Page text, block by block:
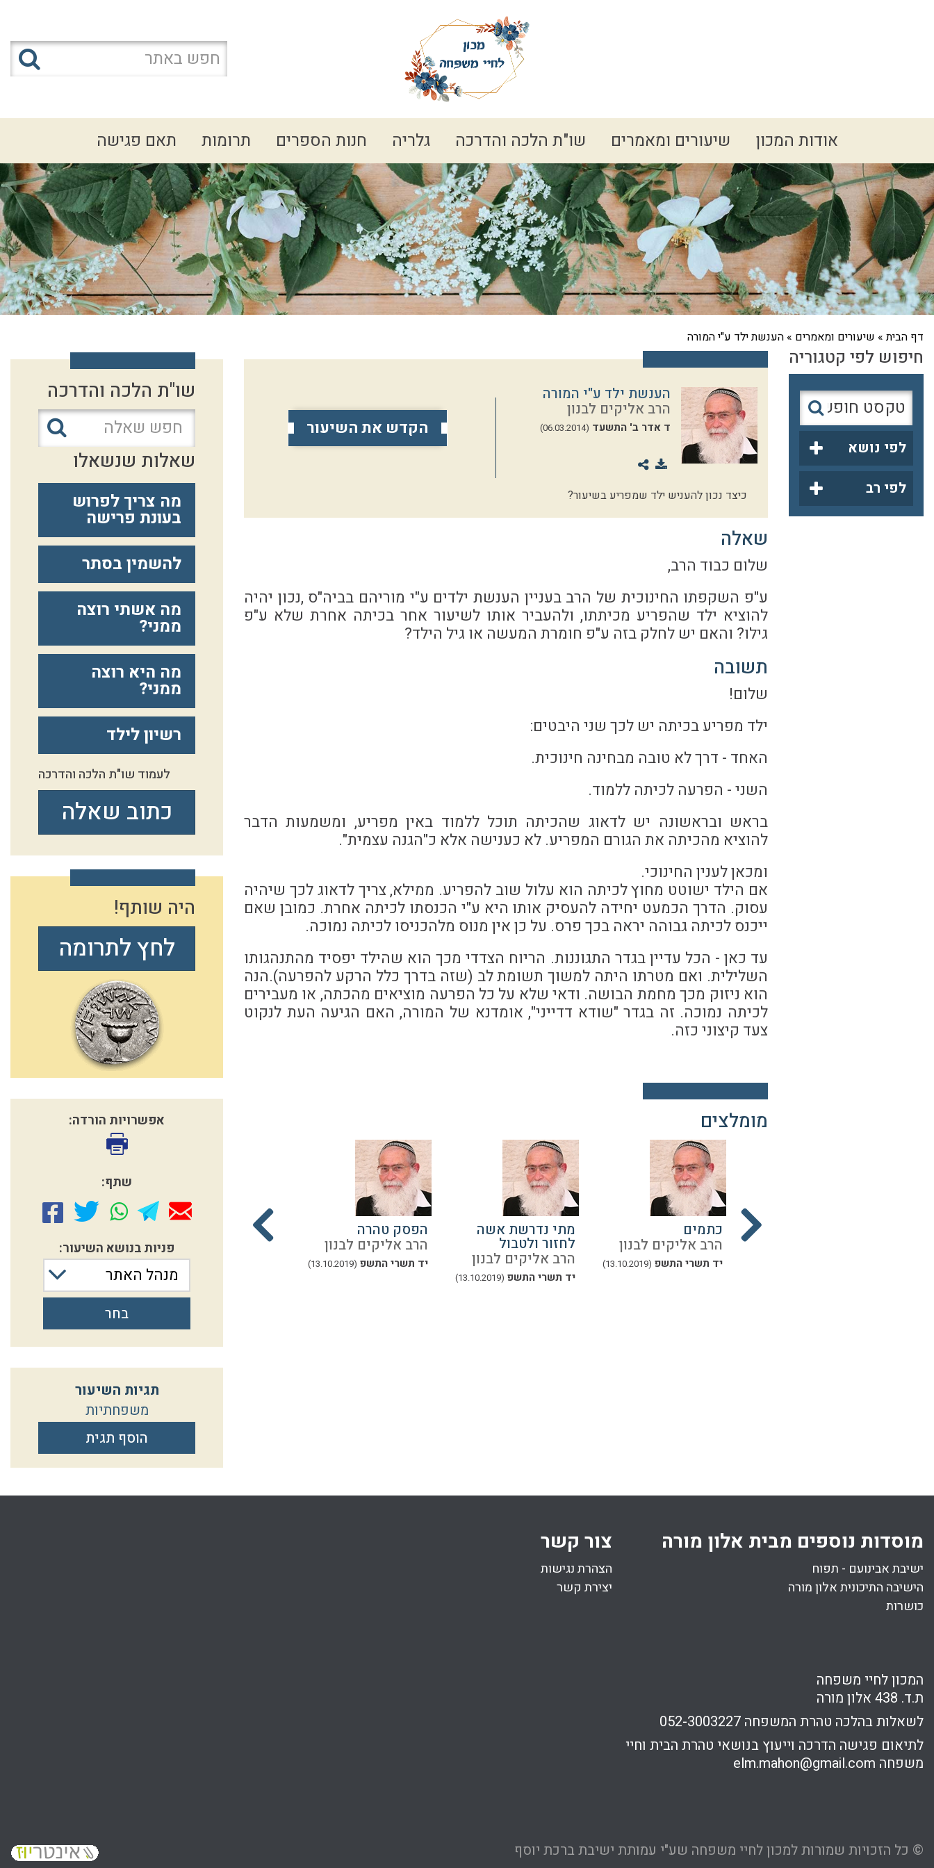
אודות המכון שיעורים ומאמרים שו"ת הלכה והדרכה גלריה חנות הספרים תרומות תאם פגישה
דף הבית» שיעורים ומאמרים » הענשת ילד ע"י המורה
חיפוש לפי קטגוריה
לפי נושא
לפי רב
הענשת ילד ע"י המורה
הרב אליקים לבנון
ד אדר ב' התשעד (06.03.2014) הקדש את השיעור
כיצד נכון להעניש ילד שמפריע בשיעור?
שאלה
שלום כבוד הרב,
ע"פ השקפתו החינוכית של הרב בעניין הענשת ילדים ע"י מוריהם בביה"ס ,נכון יהיה
להוציא ילד שהפריע מכיתתו, ולהעביר אותו לשיעור אחר בכיתה אחרת שלא ע"פ
גילו? והאם יש לחלק בזה ע"פ חומרת המעשה או גיל הילד?
תשובה
שלום!
ילד מפריע בכיתה יש לכך שני היבטים:
האחד - דרך לא טובה מבחינה חינוכית.
השני - הפרעה לכיתה ללמוד.
בראש ובראשונה יש לדאוג שהכיתה תוכל ללמוד באין מפריע, ומשמעות הדבר
להוציא מהכיתה את הגורם המפריע. לא כענישה אלא כ"הגנה עצמית".
ומכאן לענין החינוכי.
אם הילד ישוטט מחוץ לכיתה הוא עלול שוב להפריע. ממילא, צריך לדאוג לכך שיהיה
עסוק. הדרך הכמעט יחידה להעסיק אותו היא ע"י הכנסתו לכיתה אחרת. כמובן שאם
ייכנס לכיתה גבוהה יראה בכך פרס. על כן אין מנוס מלהכניסו לכיתה נמוכה.
עד כאן - הכל עדיין בגדר התגוננות. הריוח הצדדי מכך הוא שהילד יפסיד מהתנהגותו
השלילית. ואם מטרתו היתה למשוך תשומת לב (שזה בדרך כלל הרקע להפרעה).הנה
הוא ניזוק מכך מחמת הבושה. ודאי שלא על כל הפרעה מוציאים מהכתה, או מעבירים
לכיתה נמוכה. זה בגדר "שודא דדייני", אומדנא של המורה, האם הגיעה העת לנקוט
צעד קיצוני כזה.
מומלצים
הגדרת הדימום האוסר כתמים
הרב אליקים לבנון
יד תשרי התשפ (13.10.2019)
מתי נדרשת אשה
לחזור ולטבול
הרב אליקים לבנון
יד תשרי התשפ (13.10.2019)
הפסק טהרה
הרב אליקים לבנון
יד תשרי התשפ (13.10.2019)
שבעה נקיים
הרב אליקים לבנון
הנחיות לטבילה בליל
חג השבועות תשפ"ב
הרב אליקים לבנון
כב אייר התשפב (23.05.2022)
שו"ת הלכה והדרכה
שאלות שנשאלו
מה צריך לפרוש
בעונת פרישה
להשמין בסתר
מה אשתי רוצה
ממני?
מה היא רוצה
ממני?
רשיון לילד
לעמוד שו"ת הלכה והדרכה
כתוב שאלה
היה שותף!
לחץ לתרומה
אפשרויות הורדה:
שתף:
פניות בנושא השיעור:
מנהל האתר
בחר
תגיות השיעור
משפחתיות
הוסף תגית
מוסדות נוספים מבית אלון מורה
ישיבת אבינועם - תפוח
הישיבה התיכונית אלון מורה
כושרות
צור קשר
הצהרת נגישות
יצירת קשר
המכון לחיי משפחה
ת.ד. 438 אלון מורה
לשאלות בהלכה טהרת המשפחה 052-3003227
לתיאום פגישה הדרכה וייעוץ בנושאי טהרת הבית וחיי
משפחה elm.mahon@gmail.com
© כל הזכויות שמורות למכון לחיי משפחה שע"י עמותת ישיבת ברכת יוסף